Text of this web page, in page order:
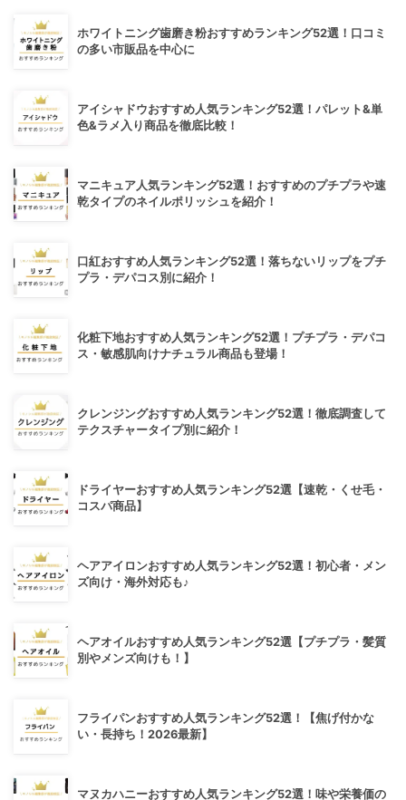
ホワイトニング歯磨き粉おすすめランキング52選！口コミ
の多い市販品を中心に
アイシャドウおすすめ人気ランキング52選！パレット&単
色&ラメ入り商品を徹底比較！
マニキュア人気ランキング52選！おすすめのプチプラや速
乾タイプのネイルポリッシュを紹介！
口紅おすすめ人気ランキング52選！落ちないリップをプチ
プラ・デパコス別に紹介！
化粧下地おすすめ人気ランキング52選！プチプラ・デパコ
ス・敏感肌向けナチュラル商品も登場！
クレンジングおすすめ人気ランキング52選！徹底調査して
テクスチャータイプ別に紹介！
ドライヤーおすすめ人気ランキング52選【速乾・くせ毛・
コスパ商品】
ヘアアイロンおすすめ人気ランキング52選！初心者・メン
ズ向け・海外対応も♪
ヘアオイルおすすめ人気ランキング52選【プチプラ・髪質
別やメンズ向けも！】
フライパンおすすめ人気ランキング52選！【焦げ付かな
い・長持ち！2026最新】
マヌカハニーおすすめ人気ランキング52選！味や栄養価の